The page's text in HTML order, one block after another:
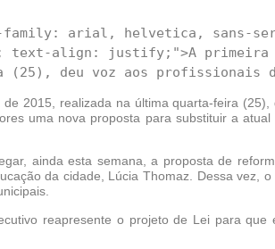
text-align: justify;">A primeira
de 2015, realizada na última quarta-feira
uma nova proposta para substituir a
ainda esta semana, a proposta de
da cidade, Lúcia Thomaz. Dessa vez,
reapresente o projeto de Lei para